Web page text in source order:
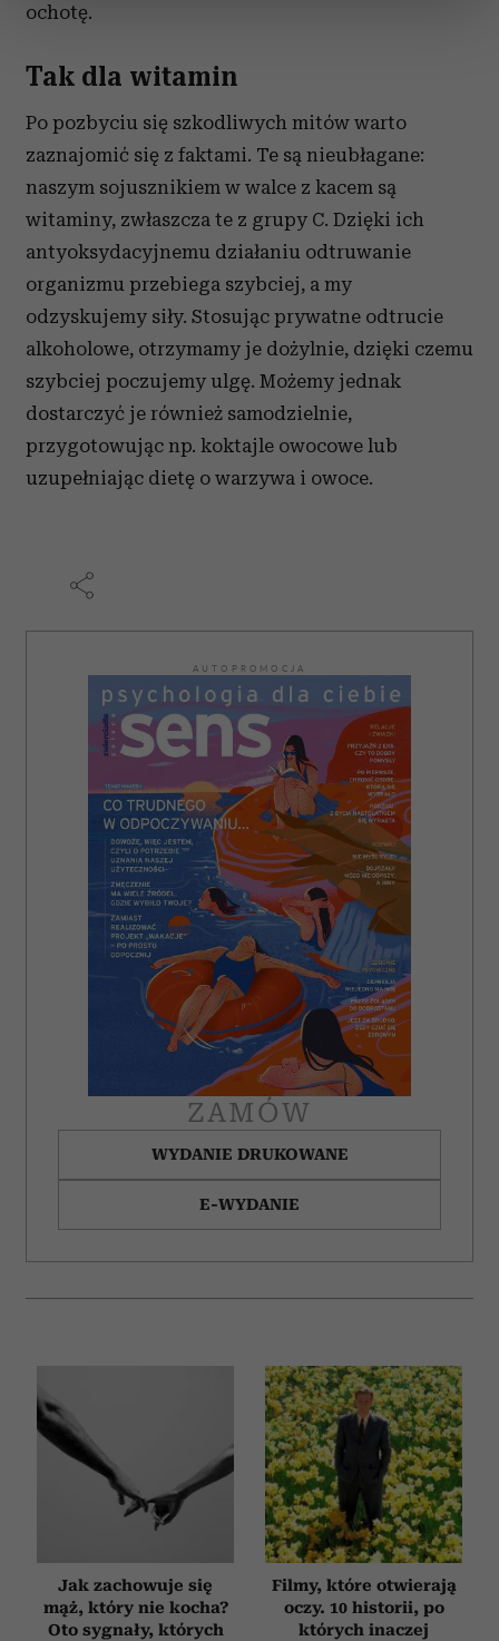
sekcji szczegółów
Wykorzystujemy pliki cookie do spersonalizowania treści
i reklam, aby oferować funkcje społecznościowe i
analizować ruch w naszej witrynie. Informacje o tym, jak
korzystasz z naszej witryny, udostępniamy partnerom
społecznościowym, reklamowym i analitycznym.
Partnerzy mogą połączyć te informacje z innymi danymi
otrzymanymi od Ciebie lub uzyskanymi podczas
korzystania z ich usług.
ochotę.
Tak dla witamin
Po pozbyciu się szkodliwych mitów warto
zaznajomić się z faktami. Te są nieubłagane:
naszym sojusznikiem w walce z kacem są
witaminy, zwłaszcza te z grupy C. Dzięki ich
antyoksydacyjnemu działaniu odtruwanie
organizmu przebiega szybciej, a my
odzyskujemy siły. Stosując prywatne odtrucie
alkoholowe, otrzymamy je dożylnie, dzięki czemu
szybciej poczujemy ulgę. Możemy jednak
dostarczyć je również samodzielnie,
przygotowując np. koktajle owocowe lub
uzupełniając dietę o warzywa i owoce.
AUTOPROMOCJA
ZAMÓW
WYDANIE DRUKOWANE
E-WYDANIE
Jak zachowuje się
mąż, który nie kocha?
Oto sygnały, których
Filmy, które otwierają
oczy. 10 historii, po
których inaczej